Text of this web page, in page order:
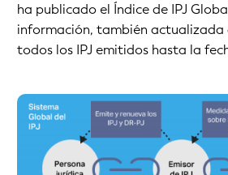
ha publicado el Índice de IPJ
información, también
todos los IPJ emitidos hasta la